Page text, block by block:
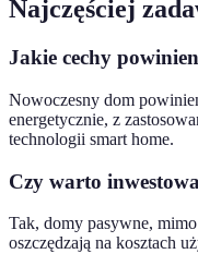
Najczęściej
Jakie cechy
Nowoczesny dom
energetycznie, z
technologii smart home.
Czy warto
Tak, domy pasywne,
oszczędzają na kosztach